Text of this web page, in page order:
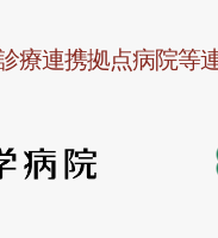
療連携拠点病院等